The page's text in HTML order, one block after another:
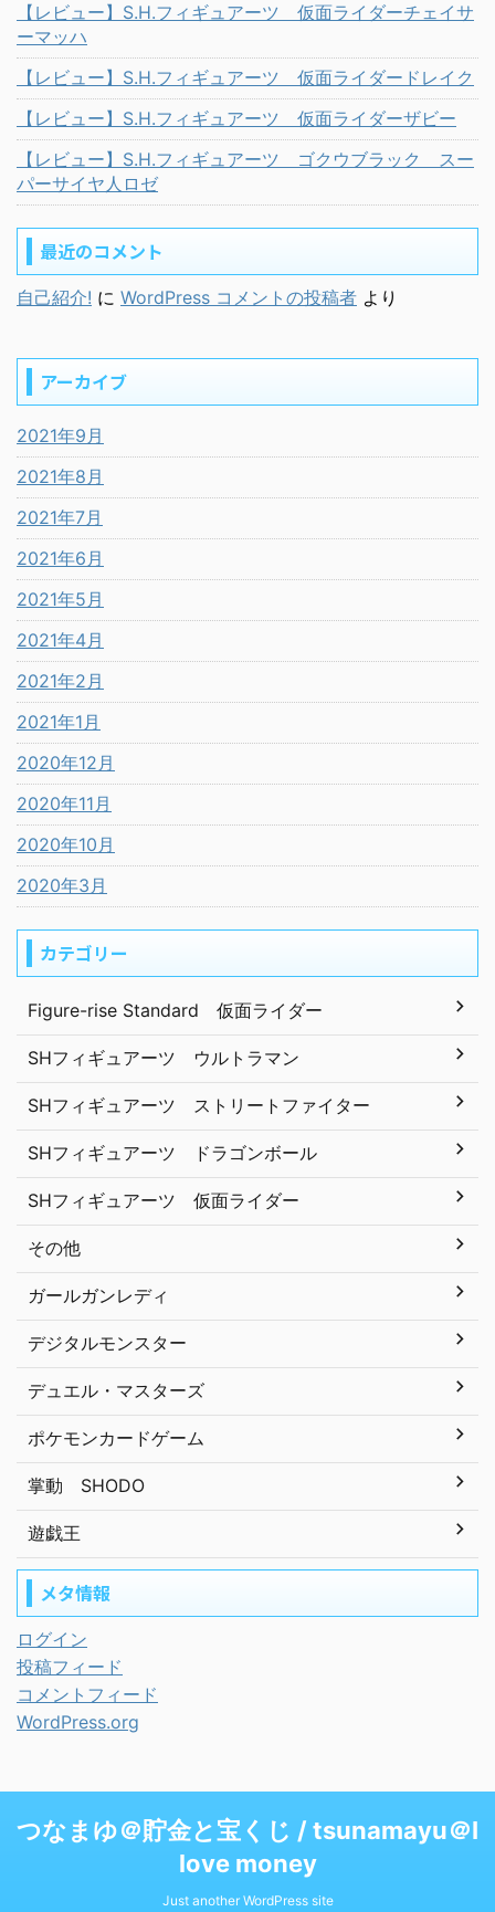
【レビュー】S.H.フィギュアーツ 仮面ライダーチェイサ
ーマッハ
【レビュー】S.H.フィギュアーツ 仮面ライダードレイク
【レビュー】S.H.フィギュアーツ 仮面ライダーザビー
【レビュー】S.H.フィギュアーツ ゴクウブラック スー
パーサイヤ人ロゼ
最近のコメント
自己紹介! に WordPress コメントの投稿者 より
アーカイブ
2021年9月
2021年8月
2021年7月
2021年6月
2021年5月
2021年4月
2021年2月
2021年1月
2020年12月
2020年11月
2020年10月
2020年3月
カテゴリー
Figure-rise Standard 仮面ライダー
SHフィギュアーツ ウルトラマン
SHフィギュアーツ ストリートファイター
SHフィギュアーツ ドラゴンボール
SHフィギュアーツ 仮面ライダー
その他
ガールガンレディ
デジタルモンスター
デュエル・マスターズ
ポケモンカードゲーム
掌動 SHODO
遊戯王
メタ情報
ログイン
投稿フィード
コメントフィード
WordPress.org
つなまゆ＠貯金と宝くじ / tsunamayu＠I
love money
Just another WordPress site